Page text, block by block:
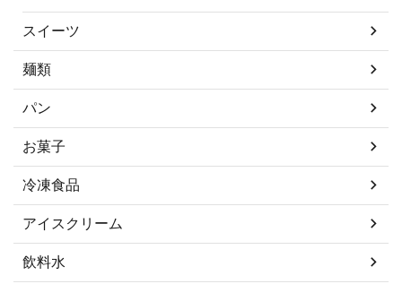
スイーツ
麺類
パン
お菓子
冷凍食品
アイスクリーム
飲料水